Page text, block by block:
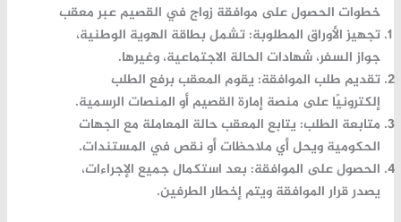
خطوات الحصول على موافقة زواج في القصيم عبر معقب
تجهيز الأوراق المطلوبة: تشمل بطاقة الهوية الوطنية،
جواز السفر، شهادات الحالة الاجتماعية، وغيرها.
تقديم طلب الموافقة: يقوم المعقب برفع الطلب
إلكترونيًا على منصة إمارة القصيم أو المنصات الرسمية.
متابعة الطلب: يتابع المعقب حالة المعاملة مع الجهات
الحكومية ويحل أي ملاحظات أو نقص في المستندات.
الحصول على الموافقة: بعد استكمال جميع الإجراءات،
يصدر قرار الموافقة ويتم إخطار الطرفين.